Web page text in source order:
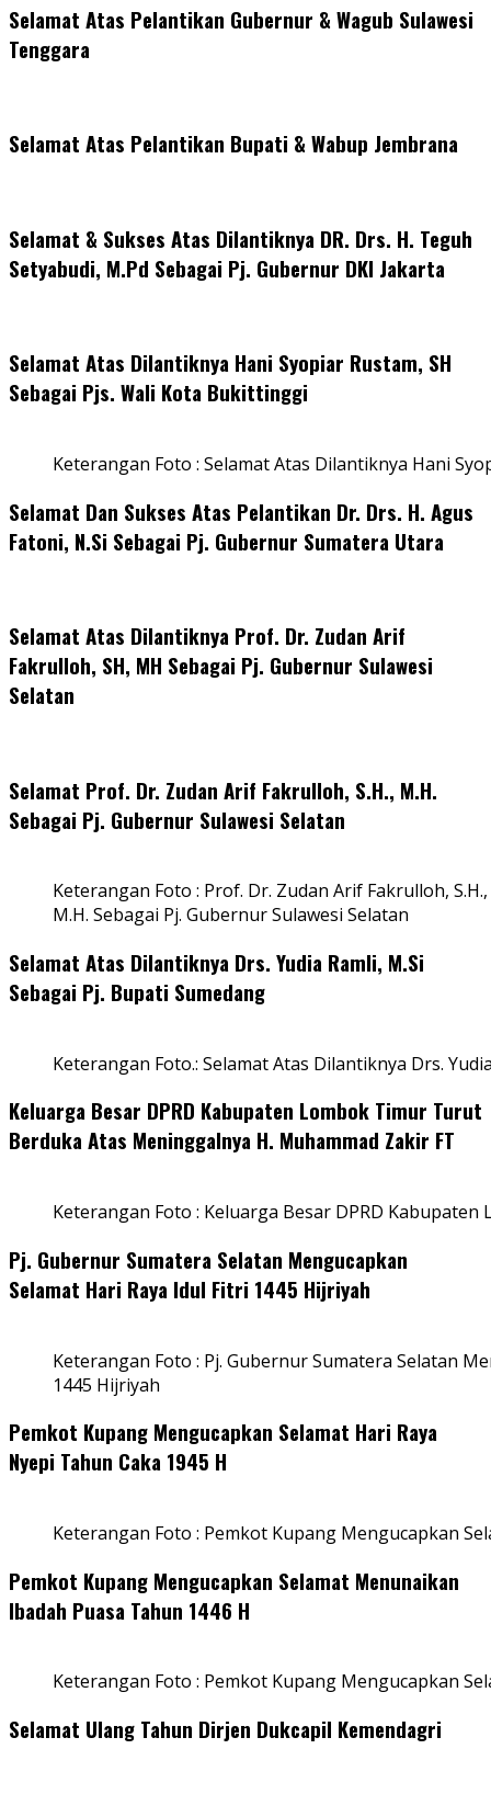
Selamat Atas Pelantikan Gubernur & Wagub Sulawesi
Tenggara
Selamat Atas Pelantikan Bupati & Wabup Jembrana
Selamat & Sukses Atas Dilantiknya DR. Drs. H. Teguh
Setyabudi, M.Pd Sebagai Pj. Gubernur DKI Jakarta
Selamat Atas Dilantiknya Hani Syopiar Rustam, SH
Sebagai Pjs. Wali Kota Bukittinggi
Keterangan Foto : Selamat Atas Dilantiknya Hani
Selamat Dan Sukses Atas Pelantikan Dr. Drs. H. Agus
Fatoni, N.Si Sebagai Pj. Gubernur Sumatera Utara
Selamat Atas Dilantiknya Prof. Dr. Zudan Arif
Fakrulloh, SH, MH Sebagai Pj. Gubernur Sulawesi
Selatan
Selamat Prof. Dr. Zudan Arif Fakrulloh, S.H., M.H.
Sebagai Pj. Gubernur Sulawesi Selatan
Keterangan Foto : Prof. Dr. Zudan Arif Fakrulloh, S.H.,
M.H. Sebagai Pj. Gubernur Sulawesi Selatan
Selamat Atas Dilantiknya Drs. Yudia Ramli, M.Si
Sebagai Pj. Bupati Sumedang
Keterangan Foto.: Selamat Atas Dilantiknya Drs.
Keluarga Besar DPRD Kabupaten Lombok Timur Turut
Berduka Atas Meninggalnya H. Muhammad Zakir FT
Keterangan Foto : Keluarga Besar DPRD
Pj. Gubernur Sumatera Selatan Mengucapkan
Selamat Hari Raya Idul Fitri 1445 Hijriyah
Keterangan Foto : Pj. Gubernur Sumatera Selatan
1445 Hijriyah
Pemkot Kupang Mengucapkan Selamat Hari Raya
Nyepi Tahun Caka 1945 H
Keterangan Foto : Pemkot Kupang Mengucapkan
Pemkot Kupang Mengucapkan Selamat Menunaikan
Ibadah Puasa Tahun 1446 H
Keterangan Foto : Pemkot Kupang Mengucapkan
Selamat Ulang Tahun Dirjen Dukcapil Kemendagri